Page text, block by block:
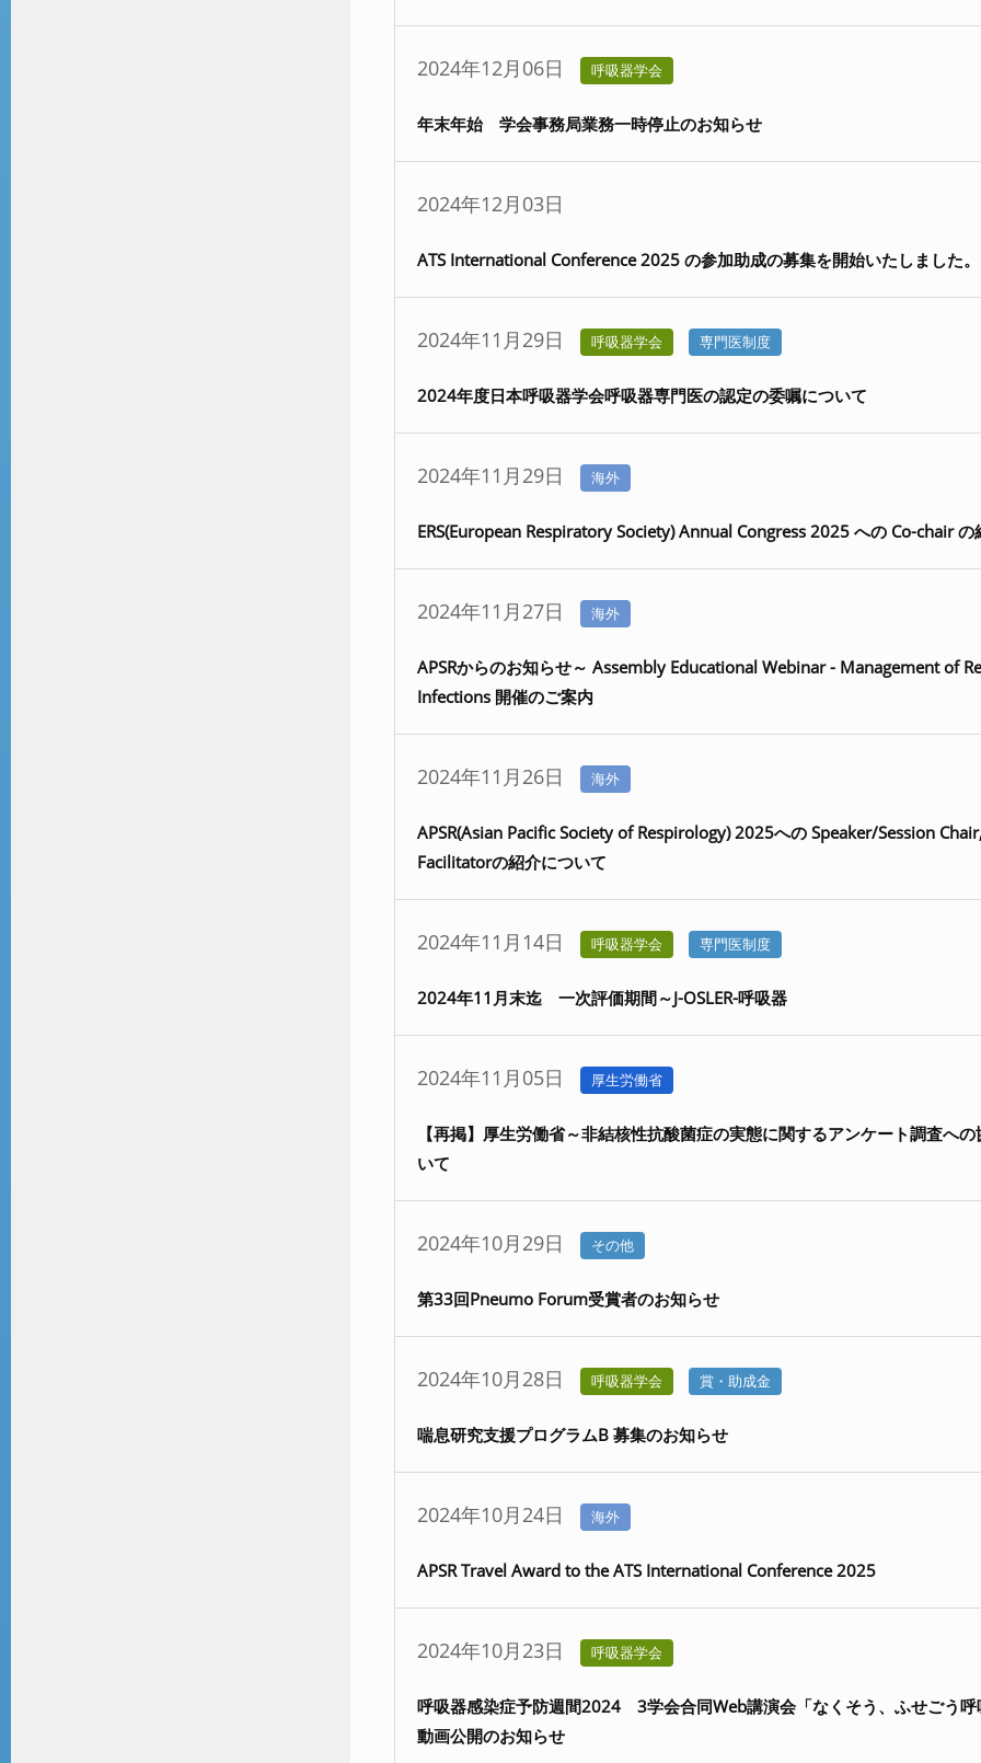
2024年12月06日 呼吸器学会
年末年始 学会事務局業務一時停止のお知らせ
2024年12月03日
ATS International Conference 2025 の参加助成の募集を開始いたしました。
2024年11月29日 呼吸器学会 専門医制度
2024年度日本呼吸器学会呼吸器専門医の認定の委嘱について
2024年11月29日 海外
ERS(European Respiratory Society) Annual Congress 2025 への Co-chair の
2024年11月27日 海外
APSRからのお知らせ～ Assembly Educational Webinar - Management of
Infections 開催のご案内
2024年11月26日 海外
APSR(Asian Pacific Society of Respirology) 2025への Speaker/Session
Facilitatorの紹介について
2024年11月14日 呼吸器学会 専門医制度
2024年11月末迄 一次評価期間～J-OSLER-呼吸器
2024年11月05日 厚生労働省
【再掲】厚生労働省～非結核性抗酸菌症の実態に関するアンケート調査へ
いて
2024年10月29日 その他
第33回Pneumo Forum受賞者のお知らせ
2024年10月28日 呼吸器学会 賞・助成金
喘息研究支援プログラムB 募集のお知らせ
2024年10月24日 海外
APSR Travel Award to the ATS International Conference 2025
2024年10月23日 呼吸器学会
呼吸器感染症予防週間2024 3学会合同Web講演会「なくそう、ふせごう呼
動画公開のお知らせ